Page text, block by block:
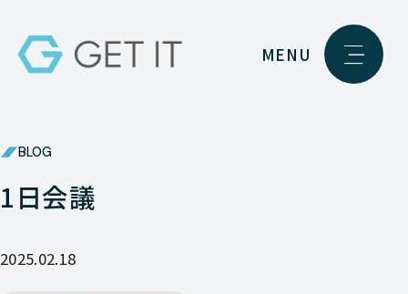
MENU
BLOG
1日会議
2025.02.18